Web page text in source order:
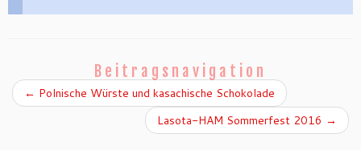
Beitragsnavigation
← Polnische Würste und kasachische Schokolade
Lasota-HAM Sommerfest 2016 →